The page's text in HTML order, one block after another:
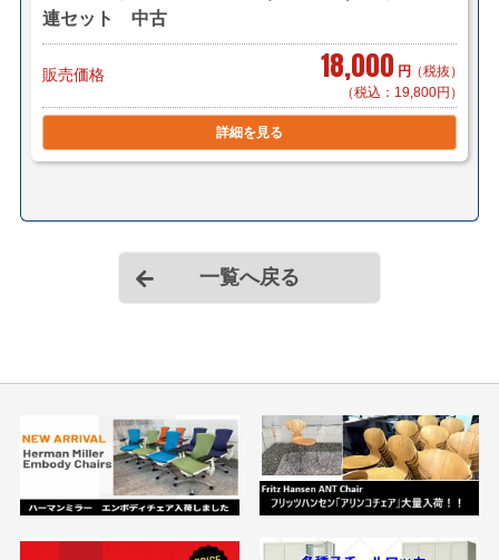
連セット 中古
販売価格 18,000 円 （税抜）
（税込：19,800円）
詳細を見る
一覧へ戻る